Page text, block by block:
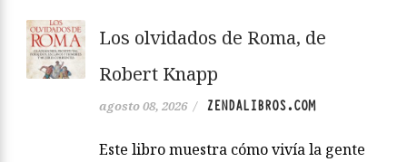
Los olvidados de Roma, de
Robert Knapp
agosto 08, 2026 / ZENDALIBROS.COM
Este libro muestra cómo vivía la gente